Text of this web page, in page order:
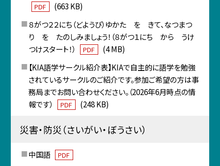
PDF
(663 KB)
８がつ２２にち（どようび）ゆかた を きて、なつまつ
り を たのしみましょう！（８がつ１にち から うけ
つけスタート！）
PDF
(4 MB)
【KIA語学サークル紹介表】KIAで自主的に語学を勉強
されているサークルのご紹介です。参加ご希望の方は事
務局までお問い合わせください。（2026年6月時点の情
報です）
PDF (248 KB)
災害・防災（さいがい・ぼうさい）
中国語 PDF